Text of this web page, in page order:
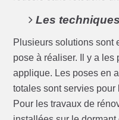
Les
Plusieurs solutions sont
pose à réaliser. Il y a les
applique. Les poses en
totales sont servies pour
Pour les travaux de